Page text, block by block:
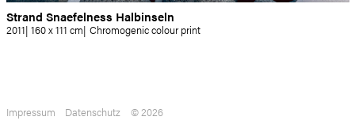
Strand Snaefelness Halbinseln
2011 160 x 111 cm Chromogenic colour print
Impressum Datenschutz © 2026